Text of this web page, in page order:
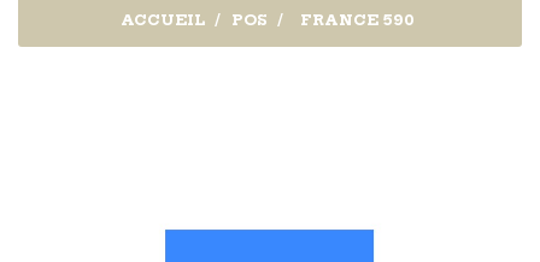
ACCUEIL POS FRANCE 590